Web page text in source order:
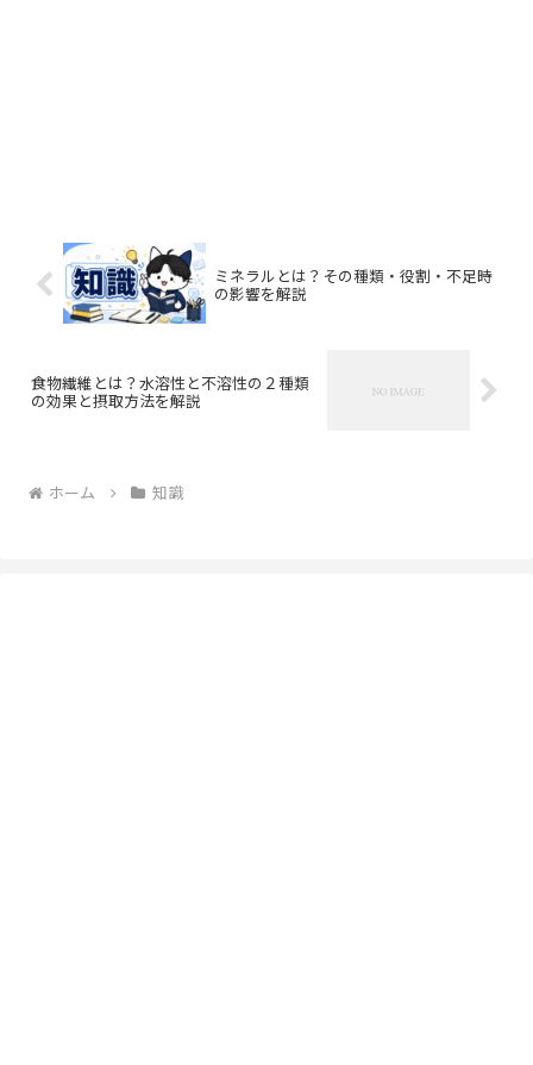
ミネラルとは？その種類・役割・不足時
の影響を解説
食物繊維とは？水溶性と不溶性の２種類
の効果と摂取方法を解説
ホーム 知識